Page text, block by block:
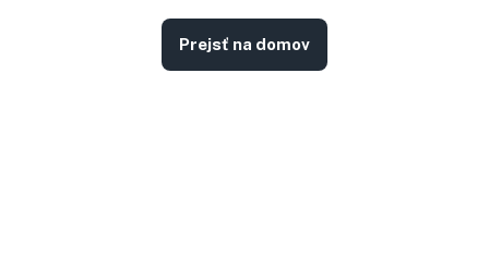
Prejsť na domov